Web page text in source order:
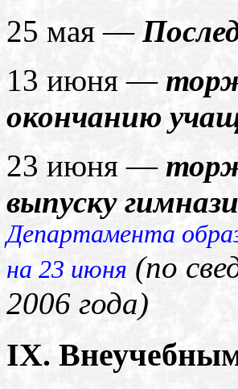
25 мая —
13 июня —
окончанию
23 июня —
выпуску
Департамента
на 23 июня (по
2006 года)
IX.